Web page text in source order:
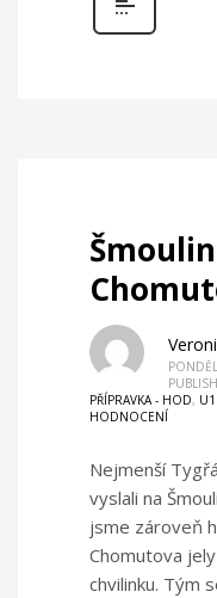
PŘÍPRAVKA - HOD,
HODNOCENÍ
Nejmenší
vyslali na
jsme zároveň
Chomutova
chvilinku. Tým